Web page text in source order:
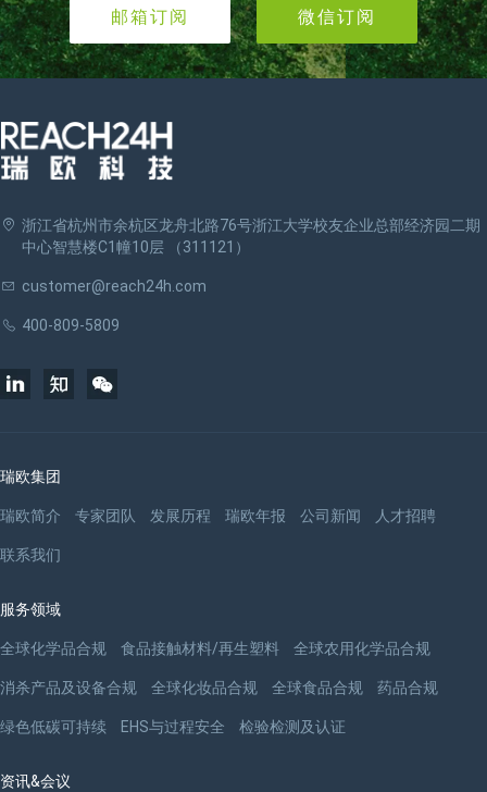
邮箱订阅 微信订阅
浙江省杭州市余杭区龙舟北路76号浙江大学校友企业总部经济园二期
中心智慧楼C1幢10层 （311121）
customer@reach24h.com
400-809-5809
瑞欧集团
瑞欧简介 专家团队 发展历程 瑞欧年报 公司新闻 人才招聘
联系我们
服务领域
全球化学品合规 食品接触材料/再生塑料 全球农用化学品合规
消杀产品及设备合规 全球化妆品合规 全球食品合规 药品合规
绿色低碳可持续 EHS与过程安全 检验检测及认证
资讯&会议